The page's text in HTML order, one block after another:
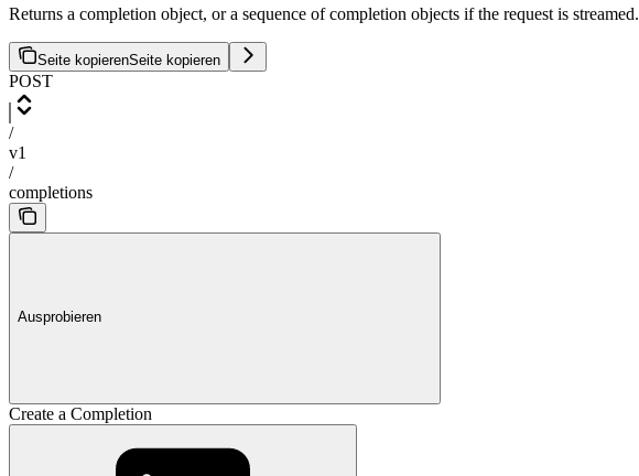
Returns a completion object, or a sequence of completion objects if the request is streamed.
Seite kopierenSeite kopieren
POST
/
v1
/
completions
Ausprobieren
Create a Completion